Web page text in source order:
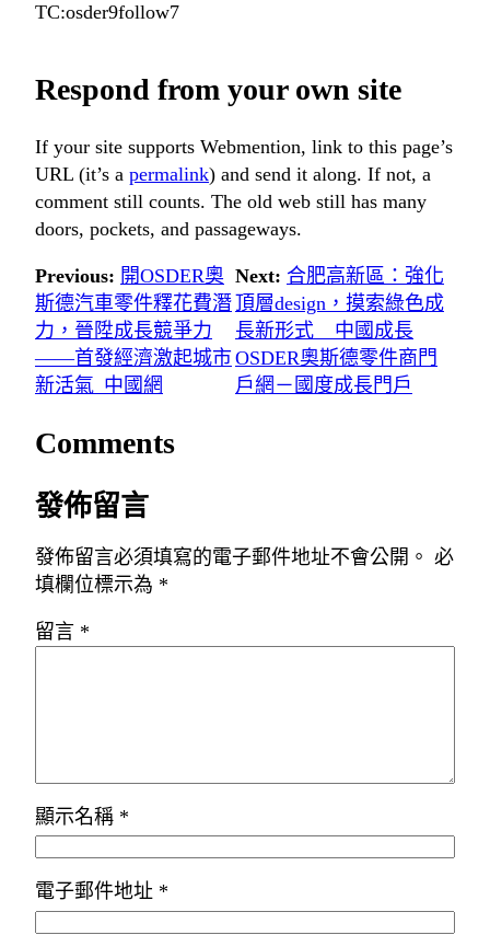
TC:osder9follow7
Respond from your own site
If your site supports Webmention, link to this page’s
URL (it’s a permalink) and send it along. If not, a
comment still counts. The old web still has many
doors, pockets, and passageways.
Previous: 開OSDER奧
斯德汽車零件釋花費潛
力，晉陞成長競爭力
——首發經濟激起城市
新活氣_中國網
Next: 合肥高新區：強化
頂層design，摸索綠色成
長新形式 _ 中國成長
OSDER奧斯德零件商門
戶網－國度成長門戶
Comments
發佈留言
發佈留言必須填寫的電子郵件地址不會公開。 必
填欄位標示為 *
留言 *
顯示名稱 *
電子郵件地址 *